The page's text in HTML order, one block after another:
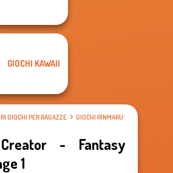
GIOCHI KAWAII
GIOCHI PER RAGAZZE GIOCHI RINMARU
- Fantasy
1